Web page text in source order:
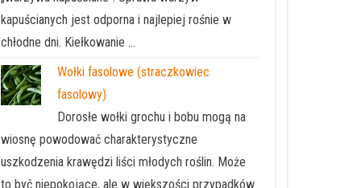
kapuścianych jest odporna i najlepiej rośnie w
chłodne dni. Kiełkowanie …
Wołki fasolowe (straczkowiec
fasolowy)
Dorosłe wołki grochu i bobu mogą na
wiosnę powodować charakterystyczne
uszkodzenia krawędzi liści młodych roślin. Może
to być niepokojące, ale w większości przypadków